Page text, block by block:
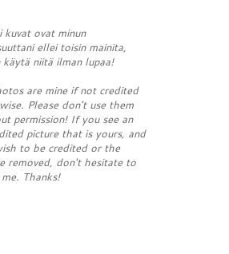
kuvat ovat minun
ellei toisin mainita,
käytä niitä ilman lupaa!
are mine if not credited
Please don't use them
permission! If you see an
picture that is yours, and
to be credited or the
removed, don't hesitate to
Thanks!